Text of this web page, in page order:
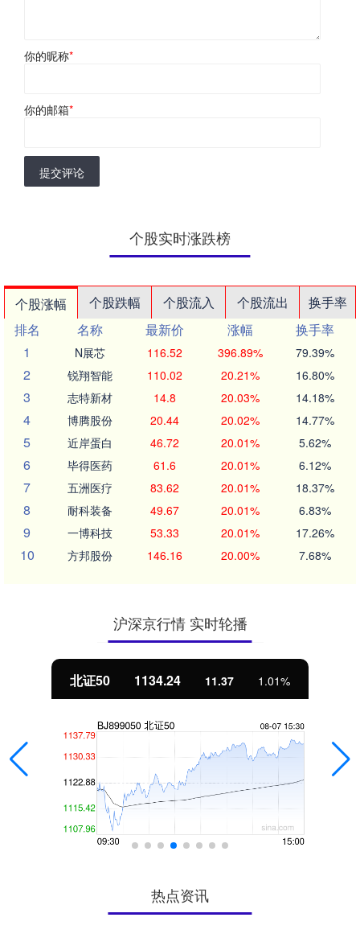
你的昵称*
你的邮箱*
提交评论
个股实时涨跌榜
个股涨幅 个股跌幅 个股流入 个股流出
换手率
排名
名称 最新价 涨幅
换手率
1
N展芯 116.52 396.89% 79.39%
2 锐翔智能 110.02 20.21% 16.80%
3 志特新材 14.8 20.03% 14.18%
4 博腾股份 20.44 20.02% 14.77%
5 近岸蛋白 46.72 20.01% 5.62%
6 毕得医药 61.6 20.01% 6.12%
7 五洲医疗 83.62 20.01% 18.37%
8 耐科装备 49.67 20.01% 6.83%
9 一博科技 53.33 20.01% 17.26%
10 方邦股份 146.16 20.00% 7.68%
沪深京行情 实时轮播
北证50 1134.24 11.37 1.01%
热点资讯